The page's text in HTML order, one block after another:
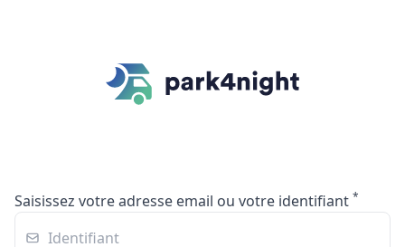
Saisissez votre adresse email ou votre identifiant *